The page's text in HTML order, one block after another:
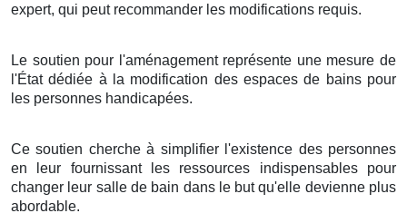
expert, qui peut recommander les modifications requis.
Le soutien pour l'aménagement représente une mesure de
l'État dédiée à la modification des espaces de bains pour
les personnes handicapées.
Ce soutien cherche à simplifier l'existence des personnes
en leur fournissant les ressources indispensables pour
changer leur salle de bain dans le but qu'elle devienne plus
abordable.